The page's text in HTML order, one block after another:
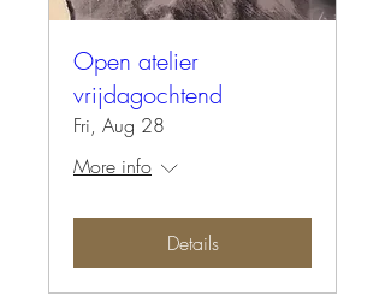
Open atelier
vrijdagochtend
Fri, Aug 28
More info
Details